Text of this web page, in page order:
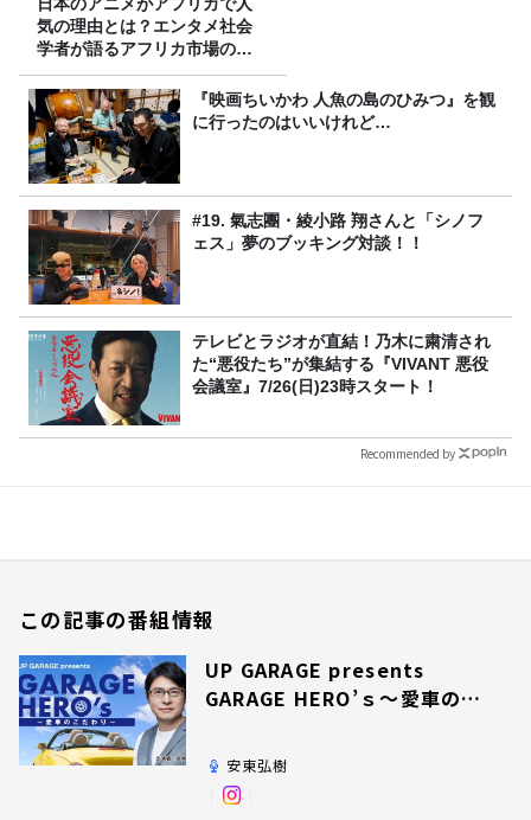
気の理由とは？エンタメ社会
学者が語るアフリカ市場のリ
アル
『映画ちいかわ 人魚の島のひみつ』を観
に行ったのはいいけれど…
#19. 氣志團・綾小路 翔さんと「シノフ
ェス」夢のブッキング対談！！
テレビとラジオが直結！乃木に粛清され
た“悪役たち”が集結する『VIVANT 悪役
会議室』7/26(日)23時スタート！
Recommended by
この記事の番組情報
UP GARAGE presents
GARAGE HERO’ｓ～愛車のこ
安東弘樹